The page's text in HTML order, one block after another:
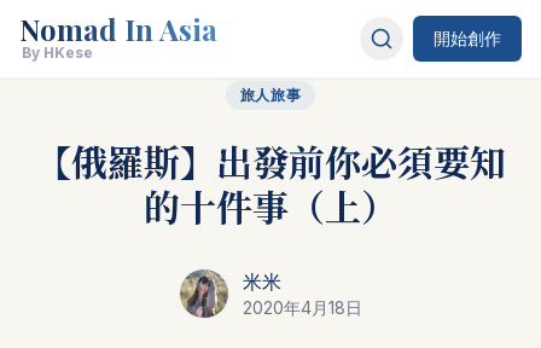
Nomad In Asia
By HKese
開始創作
旅人旅事
【俄羅斯】出發前你必須要知
的十件事（上）
米米
2020年4月18日